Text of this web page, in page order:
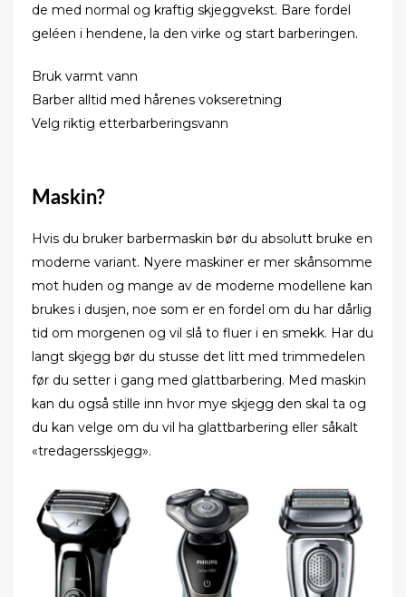
de med normal og kraftig skjeggvekst. Bare fordel
geléen i hendene, la den virke og start barberingen.
Bruk varmt vann
Barber alltid med hårenes vokseretning
Velg riktig etterbarberingsvann
Maskin?
Hvis du bruker barbermaskin bør du absolutt bruke en
moderne variant. Nyere maskiner er mer skånsomme
mot huden og mange av de moderne modellene kan
brukes i dusjen, noe som er en fordel om du har dårlig
tid om morgenen og vil slå to fluer i en smekk. Har du
langt skjegg bør du stusse det litt med trimmedelen
før du setter i gang med glattbarbering. Med maskin
kan du også stille inn hvor mye skjegg den skal ta og
du kan velge om du vil ha glattbarbering eller såkalt
«tredagersskjegg».